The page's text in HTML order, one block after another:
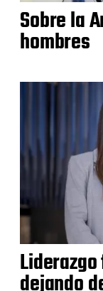
Sobre la
hombres
dejando